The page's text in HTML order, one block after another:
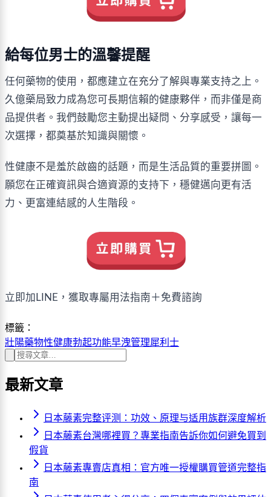
給每位男士的溫馨提醒
任何藥物的使用，都應建立在充分了解與專業支持之上。
久億藥局致力成為您可長期信賴的健康夥伴，而非僅是商
品提供者。我們鼓勵您主動提出疑問、分享感受，讓每一
次選擇，都奠基於知識與關懷。
性健康不是羞於啟齒的話題，而是生活品質的重要拼圖。
願您在正確資訊與合適資源的支持下，穩健邁向更有活
力、更富連結感的人生階段。
立即加LINE，獲取專屬用法指南＋免費諮詢
標籤：
壯陽藥物性健康勃起功能早洩管理犀利士
最新文章
日本藤素完整评测：功效、原理与适用族群深度解析
日本藤素台灣哪裡買？專業指南告訴你如何避免買到
假貨
日本藤素專賣店真相：官方唯一授權購買管道完整指
南